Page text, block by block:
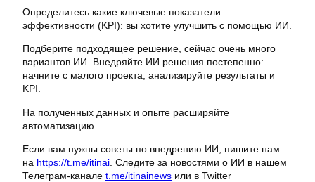
Определитесь какие ключевые показатели
эффективности (KPI): вы хотите улучшить с помощью ИИ.
Подберите подходящее решение, сейчас очень много
вариантов ИИ. Внедряйте ИИ решения постепенно:
начните с малого проекта, анализируйте результаты и
KPI.
На полученных данных и опыте расширяйте
автоматизацию.
Если вам нужны советы по внедрению ИИ, пишите нам
на https://t.me/itinai . Следите за новостями о ИИ в нашем
Телеграм-канале t.me/itinainews или в Twitter